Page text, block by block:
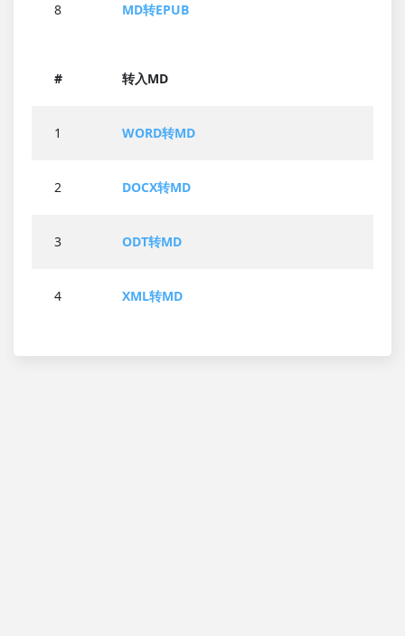
8 MD转EPUB
# 转入MD
1 WORD转MD
2 DOCX转MD
3 ODT转MD
4 XML转MD